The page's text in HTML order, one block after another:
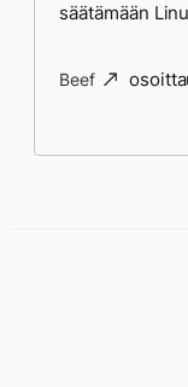
säätämään
Beef